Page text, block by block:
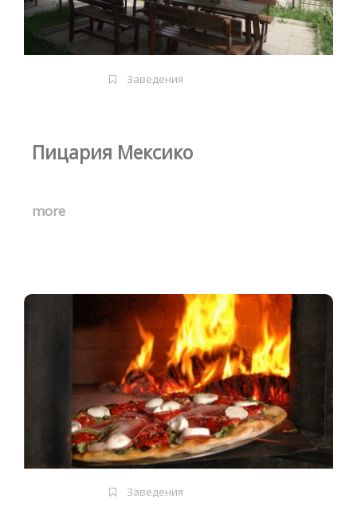
Заведения
Пицария Мексико
more
Заведения